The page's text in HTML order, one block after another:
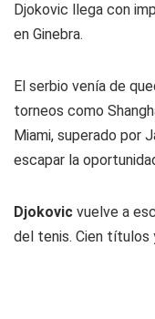
Djokovic llega con
en Ginebra.
El serbio venía de
torneos como
Miami, superado por
escapar la
Djokovic vuelve a
del tenis. Cien títulos